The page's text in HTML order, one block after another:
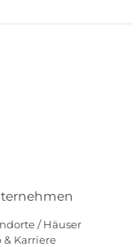
/ Häuser
& Karriere